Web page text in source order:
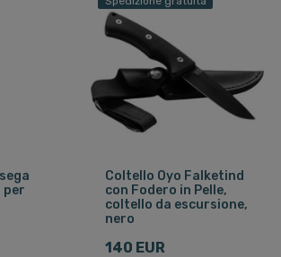
per
Coltello Oyo Falketind
con Fodero in Pelle,
coltello da escursione,
nero
140 EUR